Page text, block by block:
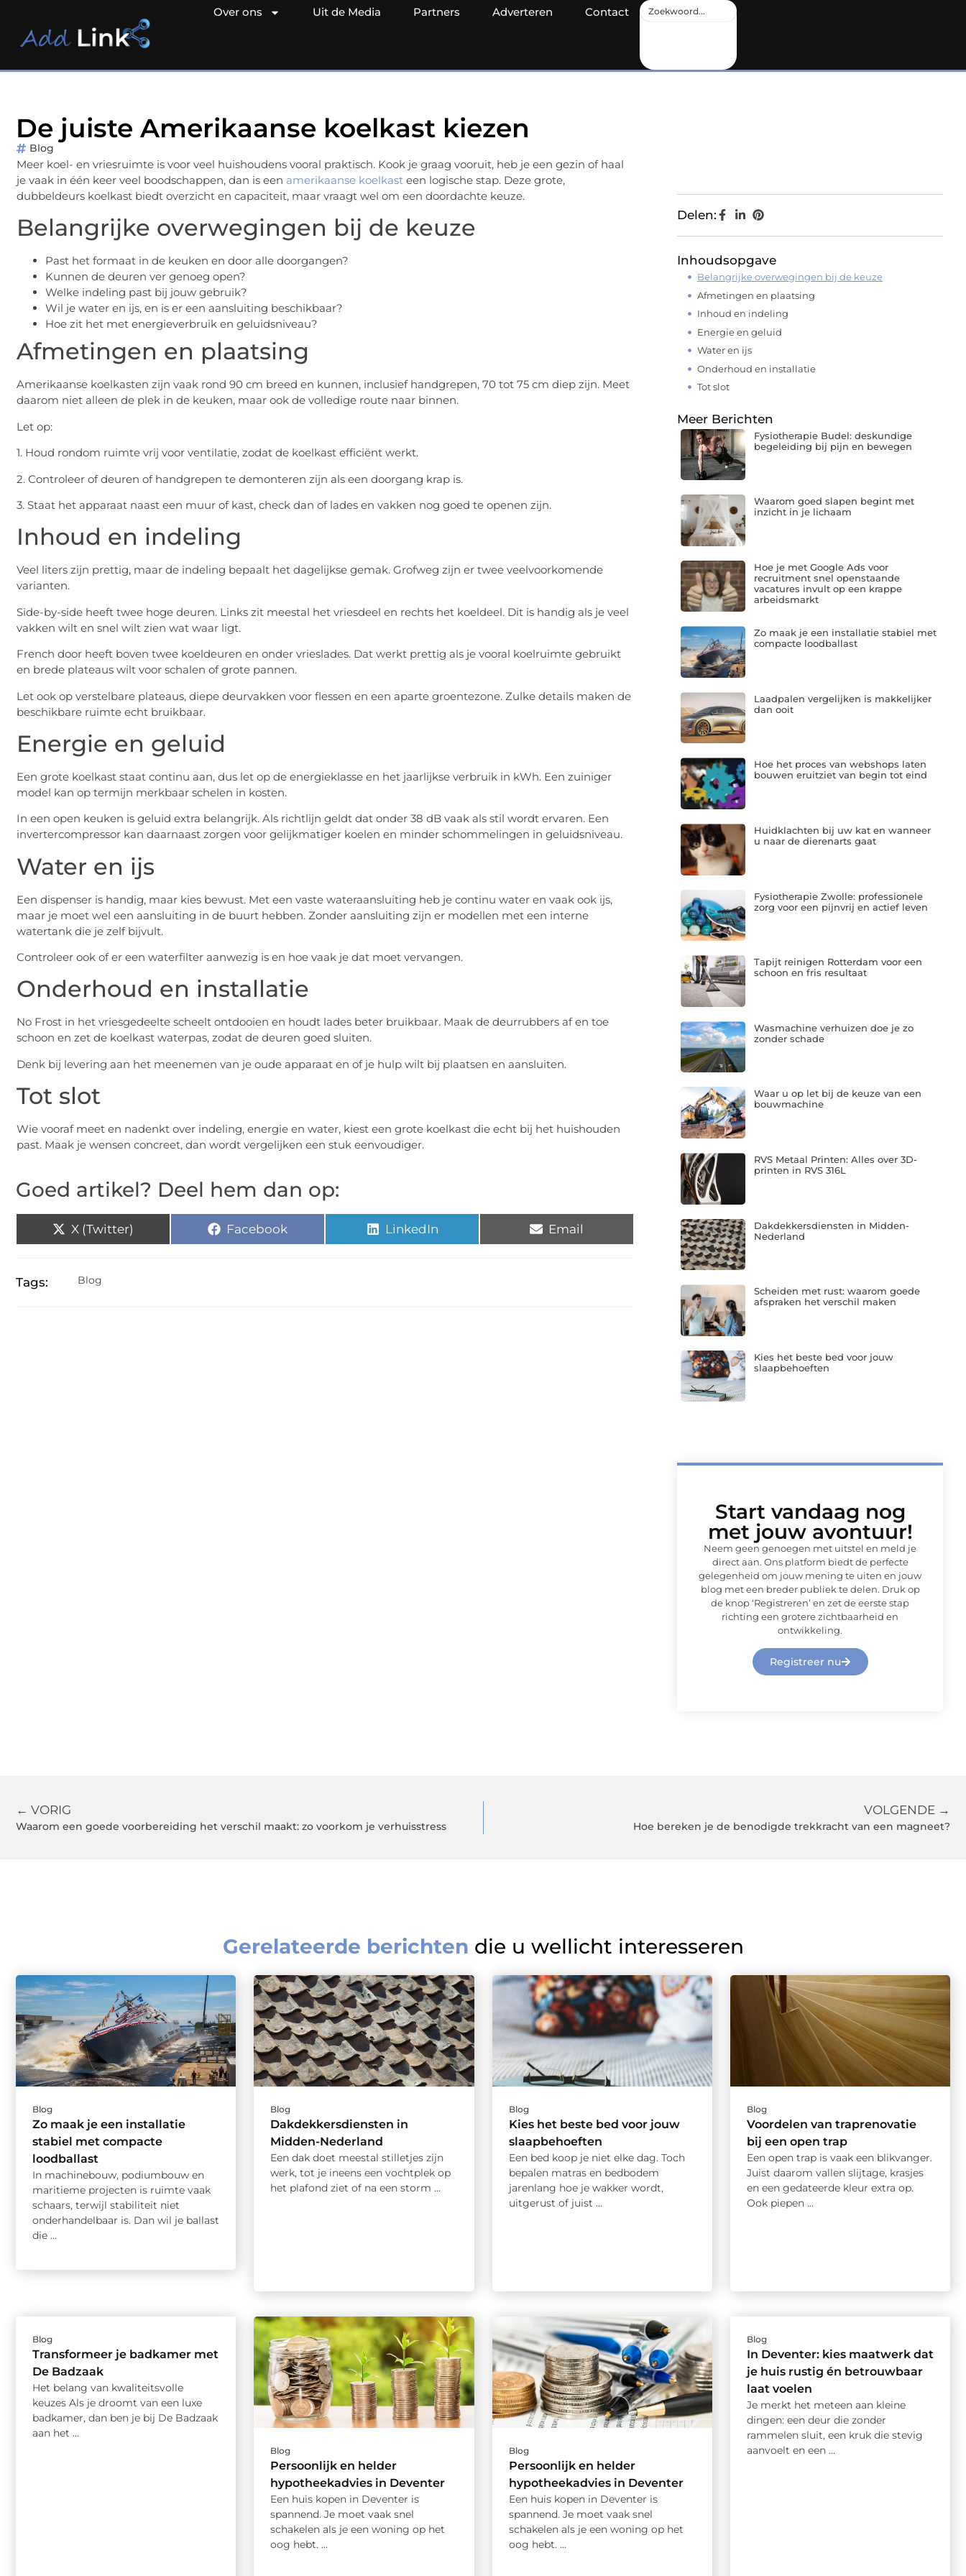
Over ons Uit de Media Partners Adverteren Contact
De juiste Amerikaanse koelkast kiezen
Blog
Meer koel- en vriesruimte is voor veel huishoudens vooral praktisch. Kook je graag vooruit, heb je een gezin of haal
je vaak in één keer veel boodschappen, dan is een amerikaanse koelkast een logische stap. Deze grote,
dubbeldeurs koelkast biedt overzicht en capaciteit, maar vraagt wel om een doordachte keuze.
Belangrijke overwegingen bij de keuze
Past het formaat in de keuken en door alle doorgangen?
Kunnen de deuren ver genoeg open?
Welke indeling past bij jouw gebruik?
Wil je water en ijs, en is er een aansluiting beschikbaar?
Hoe zit het met energieverbruik en geluidsniveau?
Afmetingen en plaatsing
Amerikaanse koelkasten zijn vaak rond 90 cm breed en kunnen, inclusief handgrepen, 70 tot 75 cm diep zijn. Meet
daarom niet alleen de plek in de keuken, maar ook de volledige route naar binnen.
Let op:
1. Houd rondom ruimte vrij voor ventilatie, zodat de koelkast efficiënt werkt.
2. Controleer of deuren of handgrepen te demonteren zijn als een doorgang krap is.
3. Staat het apparaat naast een muur of kast, check dan of lades en vakken nog goed te openen zijn.
Inhoud en indeling
Veel liters zijn prettig, maar de indeling bepaalt het dagelijkse gemak. Grofweg zijn er twee veelvoorkomende
varianten.
Side-by-side heeft twee hoge deuren. Links zit meestal het vriesdeel en rechts het koeldeel. Dit is handig als je veel
vakken wilt en snel wilt zien wat waar ligt.
French door heeft boven twee koeldeuren en onder vrieslades. Dat werkt prettig als je vooral koelruimte gebruikt
en brede plateaus wilt voor schalen of grote pannen.
Let ook op verstelbare plateaus, diepe deurvakken voor flessen en een aparte groentezone. Zulke details maken de
beschikbare ruimte echt bruikbaar.
Energie en geluid
Een grote koelkast staat continu aan, dus let op de energieklasse en het jaarlijkse verbruik in kWh. Een zuiniger
model kan op termijn merkbaar schelen in kosten.
In een open keuken is geluid extra belangrijk. Als richtlijn geldt dat onder 38 dB vaak als stil wordt ervaren. Een
invertercompressor kan daarnaast zorgen voor gelijkmatiger koelen en minder schommelingen in geluidsniveau.
Water en ijs
Een dispenser is handig, maar kies bewust. Met een vaste wateraansluiting heb je continu water en vaak ook ijs,
maar je moet wel een aansluiting in de buurt hebben. Zonder aansluiting zijn er modellen met een interne
watertank die je zelf bijvult.
Controleer ook of er een waterfilter aanwezig is en hoe vaak je dat moet vervangen.
Onderhoud en installatie
No Frost in het vriesgedeelte scheelt ontdooien en houdt lades beter bruikbaar. Maak de deurrubbers af en toe
schoon en zet de koelkast waterpas, zodat de deuren goed sluiten.
Denk bij levering aan het meenemen van je oude apparaat en of je hulp wilt bij plaatsen en aansluiten.
Tot slot
Wie vooraf meet en nadenkt over indeling, energie en water, kiest een grote koelkast die echt bij het huishouden
past. Maak je wensen concreet, dan wordt vergelijken een stuk eenvoudiger.
Goed artikel? Deel hem dan op:
X (Twitter) Facebook LinkedIn Email
Tags: Blog
Delen:
Inhoudsopgave
Belangrijke overwegingen bij de keuze
Afmetingen en plaatsing
Inhoud en indeling
Energie en geluid
Water en ijs
Onderhoud en installatie
Tot slot
Meer Berichten
Fysiotherapie Budel: deskundige
begeleiding bij pijn en bewegen
Waarom goed slapen begint met
inzicht in je lichaam
Hoe je met Google Ads voor
recruitment snel openstaande
vacatures invult op een krappe
arbeidsmarkt
Zo maak je een installatie stabiel met
compacte loodballast
Laadpalen vergelijken is makkelijker
dan ooit
Hoe het proces van webshops laten
bouwen eruitziet van begin tot eind
Huidklachten bij uw kat en wanneer
u naar de dierenarts gaat
Fysiotherapie Zwolle: professionele
zorg voor een pijnvrij en actief leven
Tapijt reinigen Rotterdam voor een
schoon en fris resultaat
Wasmachine verhuizen doe je zo
zonder schade
Waar u op let bij de keuze van een
bouwmachine
RVS Metaal Printen: Alles over 3D-
printen in RVS 316L
Dakdekkersdiensten in Midden-
Nederland
Scheiden met rust: waarom goede
afspraken het verschil maken
Kies het beste bed voor jouw
slaapbehoeften
Start vandaag nog
met jouw avontuur!
Neem geen genoegen met uitstel en meld je
direct aan. Ons platform biedt de perfecte
gelegenheid om jouw mening te uiten en jouw
blog met een breder publiek te delen. Druk op
de knop ‘Registreren’ en zet de eerste stap
richting een grotere zichtbaarheid en
ontwikkeling.
Registreer nu
← VORIG
Waarom een goede voorbereiding het verschil maakt: zo voorkom je verhuisstress
VOLGENDE →
Hoe bereken je de benodigde trekkracht van een magneet?
Gerelateerde berichten die u wellicht interesseren
Blog
Zo maak je een installatie
stabiel met compacte
loodballast
In machinebouw, podiumbouw en
maritieme projecten is ruimte vaak
schaars, terwijl stabiliteit niet
onderhandelbaar is. Dan wil je ballast
die ...
Blog
Dakdekkersdiensten in
Midden-Nederland
Een dak doet meestal stilletjes zijn
werk, tot je ineens een vochtplek op
het plafond ziet of na een storm ...
Blog
Kies het beste bed voor jouw
slaapbehoeften
Een bed koop je niet elke dag. Toch
bepalen matras en bedbodem
jarenlang hoe je wakker wordt,
uitgerust of juist ...
Blog
Voordelen van traprenovatie
bij een open trap
Een open trap is vaak een blikvanger.
Juist daarom vallen slijtage, krasjes
en een gedateerde kleur extra op.
Ook piepen ...
Blog
Transformeer je badkamer met
De Badzaak
Het belang van kwaliteitsvolle
keuzes Als je droomt van een luxe
badkamer, dan ben je bij De Badzaak
aan het ...
Blog
Persoonlijk en helder
hypotheekadvies in Deventer
Een huis kopen in Deventer is
spannend. Je moet vaak snel
schakelen als je een woning op het
oog hebt. ...
Blog
Persoonlijk en helder
hypotheekadvies in Deventer
Een huis kopen in Deventer is
spannend. Je moet vaak snel
schakelen als je een woning op het
oog hebt. ...
Blog
In Deventer: kies maatwerk dat
je huis rustig én betrouwbaar
laat voelen
Je merkt het meteen aan kleine
dingen: een deur die zonder
rammelen sluit, een kruk die stevig
aanvoelt en een ...